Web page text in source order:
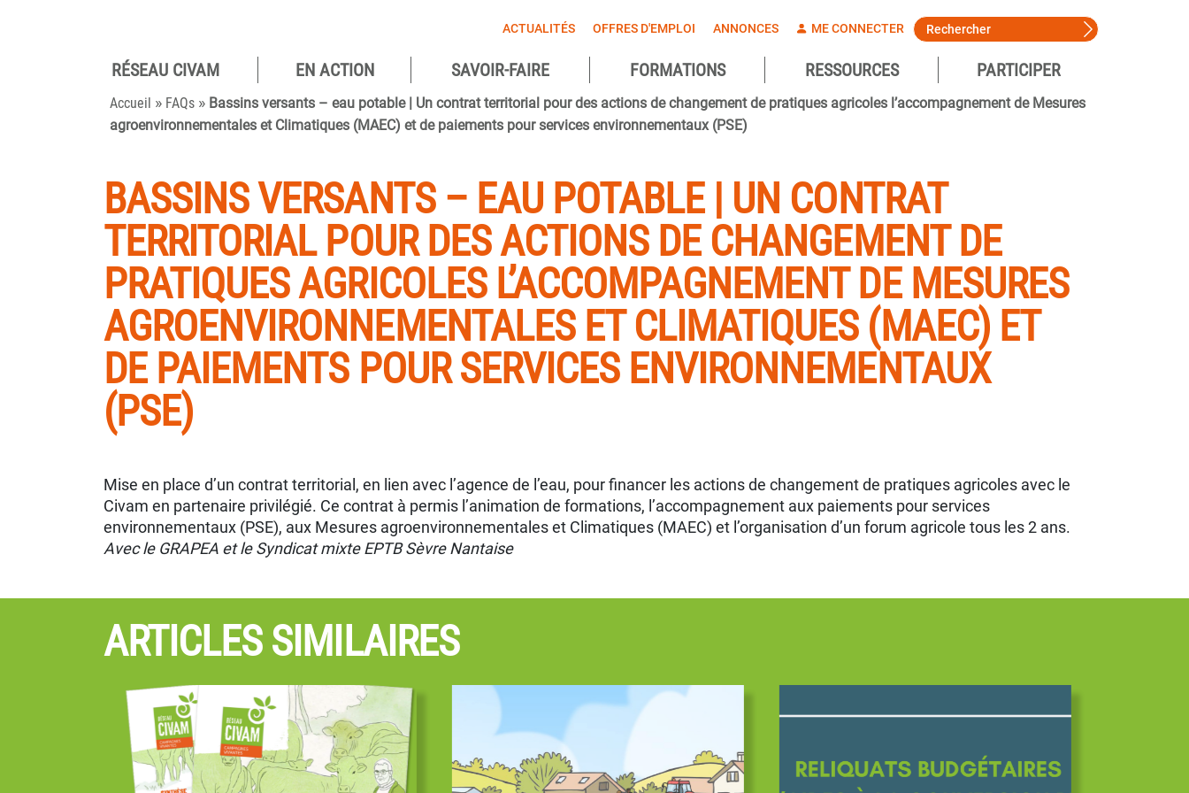
ACTUALITÉS OFFRES D'EMPLOI ANNONCES ME CONNECTER
Pour des
campagnes
RÉSEAU CIVAM EN ACTION SAVOIR-FAIRE FORMATIONS RESSOURCES PARTICIPER
Accueil » FAQs » Bassins versants – eau potable | Un contrat territorial pour des actions de changement de pratiques agricoles l’accompagnement de Mesures
agroenvironnementales et Climatiques (MAEC) et de paiements pour services environnementaux (PSE)
BASSINS VERSANTS – EAU POTABLE | UN CONTRAT
TERRITORIAL POUR DES ACTIONS DE CHANGEMENT DE
PRATIQUES AGRICOLES L’ACCOMPAGNEMENT DE MESURES
AGROENVIRONNEMENTALES ET CLIMATIQUES (MAEC) ET
DE PAIEMENTS POUR SERVICES ENVIRONNEMENTAUX
(PSE)
Mise en place d’un contrat territorial, en lien avec l’agence de l’eau, pour financer les actions de changement de pratiques agricoles avec le
Civam en partenaire privilégié. Ce contrat à permis l’animation de formations, l’accompagnement aux paiements pour services
environnementaux (PSE), aux Mesures agroenvironnementales et Climatiques (MAEC) et l’organisation d’un forum agricole tous les 2 ans.
Avec le GRAPEA et le Syndicat mixte EPTB Sèvre Nantaise
ARTICLES SIMILAIRES